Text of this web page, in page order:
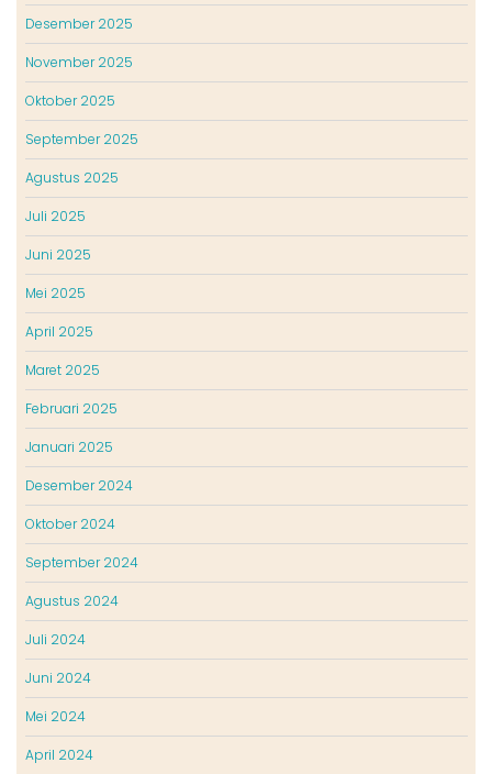
Desember 2025
November 2025
Oktober 2025
September 2025
Agustus 2025
Juli 2025
Juni 2025
Mei 2025
April 2025
Maret 2025
Februari 2025
Januari 2025
Desember 2024
Oktober 2024
September 2024
Agustus 2024
Juli 2024
Juni 2024
Mei 2024
April 2024